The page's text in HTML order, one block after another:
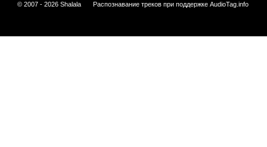
© 2007 - 2026 Shalala Распознавание треков при поддержке AudioTag.info